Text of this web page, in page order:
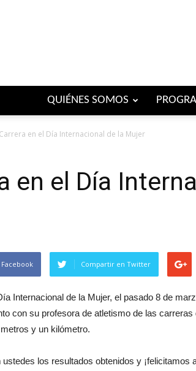
QUIÉNES SOMOS
Carrera en el Día Internacional de la Mujer
en el Día
Compartir en Twitter
Internacional de la Mujer, el pasado 8 de
con su profesora de atletismo de las
y un kilómetro.
los resultados obtenidos y ¡felicitamos